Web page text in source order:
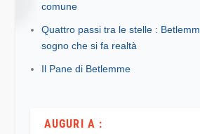
comune
Quattro passi tra le stelle :
sogno che si fa realtà
Il Pane di Betlemme
AUGURI A :